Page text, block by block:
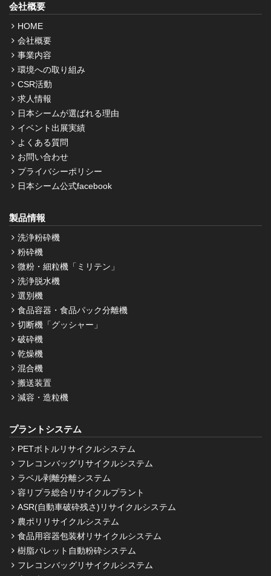
会社概要
HOME
会社概要
事業内容
環境への取り組み
CSR活動
求人情報
日本シームが選ばれる理由
イベント出展実績
よくある質問
お問い合わせ
プライバシーポリシー
日本シーム公式facebook
製品情報
洗浄粉砕機
粉砕機
微粉・細粒機「ミリテン」
洗浄脱水機
選別機
食品容器・食品パック分離機
切断機「グッシャー」
破砕機
乾燥機
混合機
搬送装置
減容・造粒機
プラントシステム
PETボトルリサイクルシステム
フレコンバッグリサイクルシステム
ラベル剥離分離システム
容リプラ総合リサイクルプラント
ASR(自動車破砕残さ)リサイクルシステム
農ポリリサイクルシステム
食品用容器包装材リサイクルシステム
樹脂パレット自動粉砕システム
フレコンバッグリサイクルシステム